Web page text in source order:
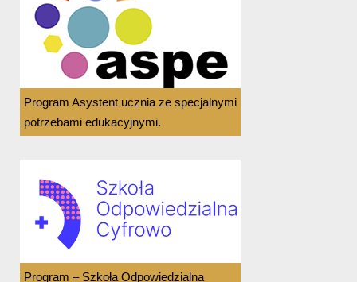
Program Asystent ucznia ze specjalnymi
potrzebami edukacyjnymi.
Program – Szkoła Odpowiedzialna